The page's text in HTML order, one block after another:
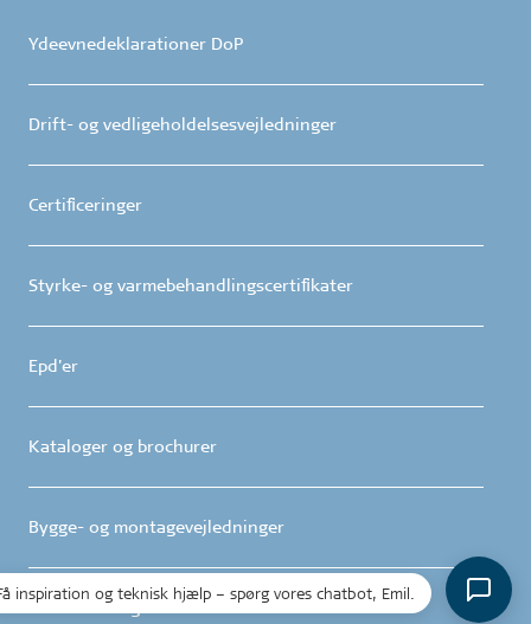
Ydeevnedeklarationer DoP
Drift- og vedligeholdelsesvejledninger
Certificeringer
Styrke- og varmebehandlingscertifikater
Epd'er
Kataloger og brochurer
Bygge- og montagevejledninger
Garantibetingelser
inspiration og teknisk hjælp – spørg vores chatbot, Emil.